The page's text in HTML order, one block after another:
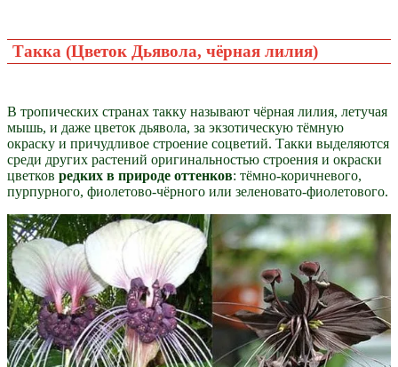
Такка (Цветок Дьявола, чёрная лилия)
В тропических странах такку называют чёрная лилия, летучая
мышь, и даже цветок дьявола, за экзотическую тёмную
окраску и причудливое строение соцветий. Такки выделяются
среди других растений оригинальностью строения и окраски
цветков редких в природе оттенков: тёмно-коричневого,
пурпурного, фиолетово-чёрного или зеленовато-фиолетового.